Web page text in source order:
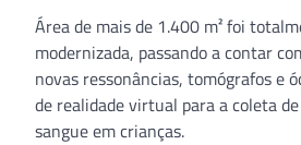
Área de mais de 1.400 m² foi
modernizada, passando a contar
novas ressonâncias, tomógrafos e
de realidade virtual para a coleta de
sangue em crianças.